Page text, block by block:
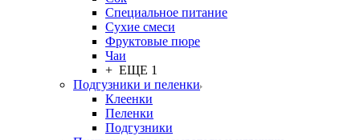
Специальное питание
Сухие смеси
Фруктовые пюре
Чаи
+ ЕЩЕ 1
Подгузники и пеленки
Клеенки
Пеленки
Подгузники